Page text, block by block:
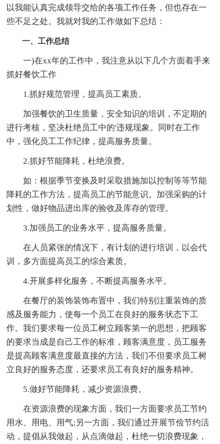
以我能认真完成领导交给的各项工作任务，但也存在一
些不足之处。我就对我的工作做如下总结：
一、工作总结
一)在xx年的工作中，我注意从以下几个方面着手来
抓好餐饮工作
1.抓好规范管理，提高员工素质。
加强餐饮的卫生质量，安全知识的培训，不定期的
进行考核，坚决杜绝员工中的'违规现象。同时在工作
中，强化员工工作纪律，提高服务质量。
2.抓好节能降耗，杜绝浪费。
如：根据季节变换及时采取措施加以控制等等节能
降耗的工作方法，提高员工的节能意识。加强采购的计
划性，做好物品进出库的验收及库存的管理。
3.加强员工的业务水平，提高服务质量。
在人员紧张的情况下，有计划的进行培训，以会代
训，多方面提高员工的综合素质。
4.开展多样化服务，不断提高服务水平。
在餐厅的装饰装饰布置中，我们特别注重装饰的质
感及服务能力，使每一个员工在良好的服务状态下工
作。我们要求每一位员工树立顾客第一的思想，把顾客
的要求当成是自己工作的标准，顾客满意度，员工服务
是提高顾客满意度最直接的方法，我们不但要求员工树
立良好的服务态度，还要求员工有良好的服务精神。
5.做好节能降耗，减少资源浪费。
在资源浪费的现象方面，我们一方面要求员工节约
用水、用电、用气;另一方面，我们通过开展节俭节约活
动，提倡从我做起，从点滴做起，杜绝一切浪费现象，